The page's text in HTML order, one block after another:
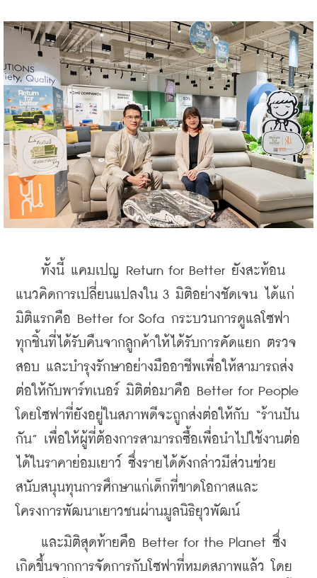
ทั้งนี้ แคมเปญ Return for Better ยังสะท้อน
แนวคิดการเปลี่ยนแปลงใน 3 มิติอย่างชัดเจน ได้แก่
มิติแรกคือ Better for Sofa กระบวนการดูแลโซฟา
ทุกชิ้นที่ได้รับคืนจากลูกค้าให้ได้รับการคัดแยก ตรวจ
สอบ และบำรุงรักษาอย่างมืออาชีพเพื่อให้สามารถส่ง
ต่อให้กับพาร์ทเนอร์ มิติต่อมาคือ Better for People
โดยโซฟาที่ยังอยู่ในสภาพดีจะถูกส่งต่อให้กับ “ร้านปัน
กัน” เพื่อให้ผู้ที่ต้องการสามารถซื้อเพื่อนำไปใช้งานต่อ
ได้ในราคาย่อมเยาว์ ซึ่งรายได้ดังกล่าวมีส่วนช่วย
สนับสนุนทุนการศึกษาแก่เด็กที่ขาดโอกาสและ
โครงการพัฒนาเยาวชนผ่านมูลนิธิยุวพัฒน์
และมิติสุดท้ายคือ Better for the Planet ซึ่ง
เกิดขึ้นจากการจัดการกับโซฟาที่หมดสภาพแล้ว โดย